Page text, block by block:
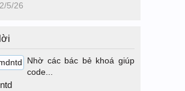
5/26
Nhờ các bác bẻ khoá giúp
code...